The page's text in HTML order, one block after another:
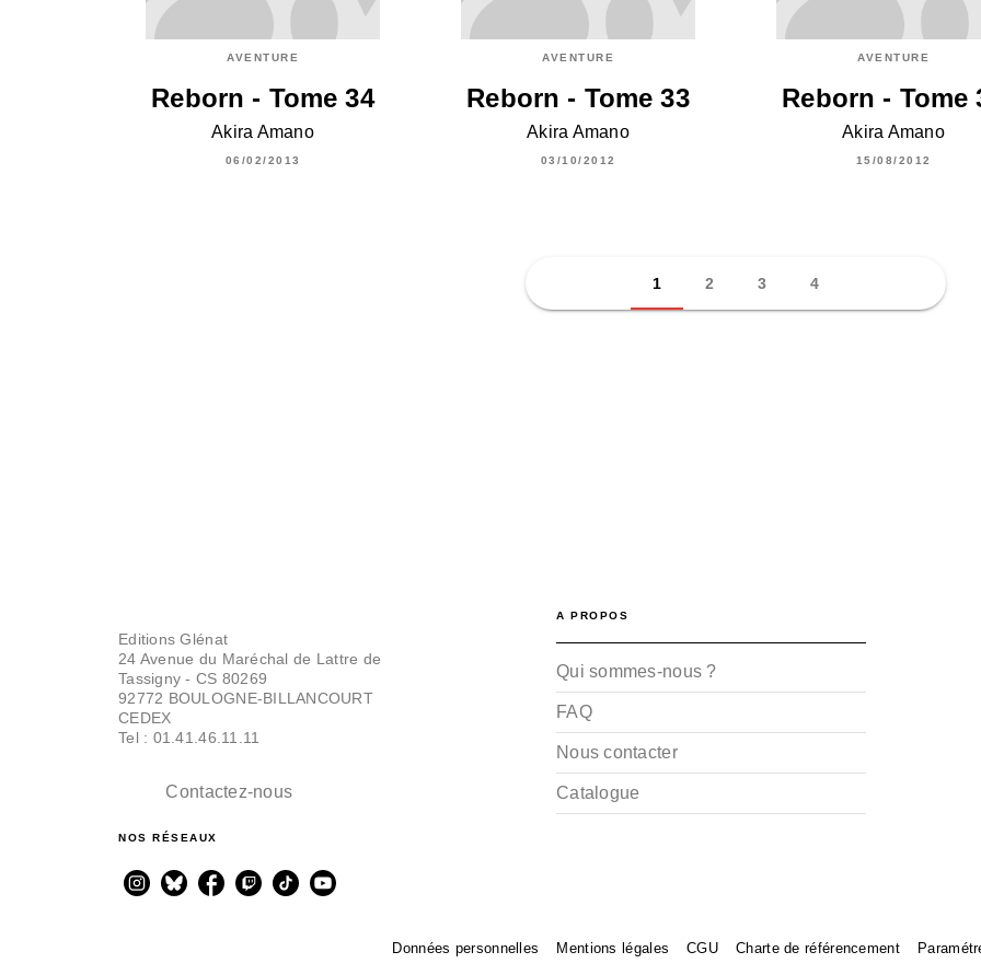
AVENTURE
Reborn - Tome 34
Akira Amano
06/02/2013
AVENTURE
Reborn - Tome 33
Akira Amano
03/10/2012
AVENTURE
Reborn - Tome
Akira Amano
15/08/2012
1 2 3 4
Editions Glénat
24 Avenue du Maréchal de Lattre de
Tassigny - CS 80269
92772 BOULOGNE-BILLANCOURT
CEDEX
Tel : 01.41.46.11.11
Contactez-nous
NOS RÉSEAUX
A PROPOS
Qui sommes-nous ?
FAQ
Nous contacter
Catalogue
Données personnelles Mentions légales CGU Charte de référencement